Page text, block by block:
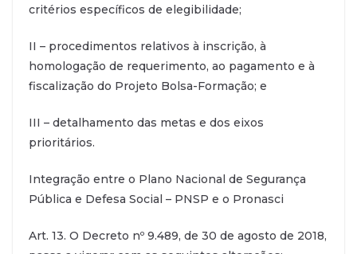
critérios específicos de elegibilidade;
II – procedimentos relativos à inscrição, à
homologação de requerimento, ao pagamento e à
fiscalização do Projeto Bolsa-Formação; e
III – detalhamento das metas e dos eixos
prioritários.
Integração entre o Plano Nacional de Segurança
Pública e Defesa Social – PNSP e o Pronasci
Art. 13. O Decreto nº 9.489, de 30 de agosto de 2018,